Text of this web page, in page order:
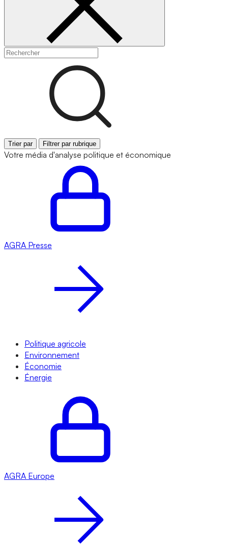
Trier par Filtrer par rubrique
Votre média d'analyse politique et économique
AGRA Presse
Politique agricole
Environnement
Économie
Énergie
AGRA Europe